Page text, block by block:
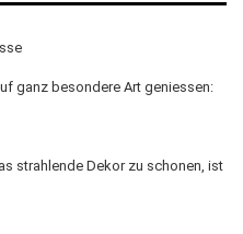
ganz besondere Art geniessen:
strahlende Dekor zu schonen, ist